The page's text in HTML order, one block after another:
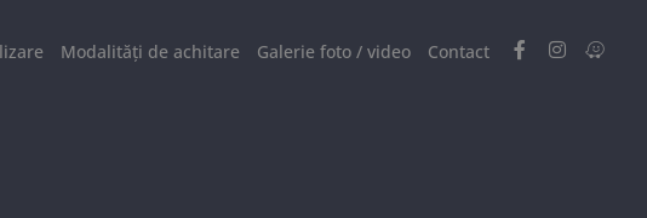
Modalități de achitare Galerie foto / video Contact